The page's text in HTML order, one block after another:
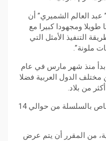
العالم الشميري” أن
ومجهودا كبيرا مع
التنفيذ الأمثل التي
ملونة”.
بدأ منذ شهر مارس في عام
6 مخرجين من مختلف الدول العربية فضلا
من بلاد.
ويشار إلى أنه تم جمع الأرشيف الخاص بالسلسلة من حوالي 14
من المقرر أن يتم عرض